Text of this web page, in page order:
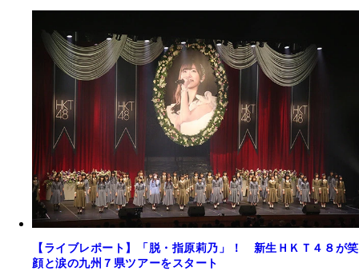
【ライブレポート】「脱・指原莉乃」！ 新生ＨＫＴ４８が笑
顔と涙の九州７県ツアーをスタート